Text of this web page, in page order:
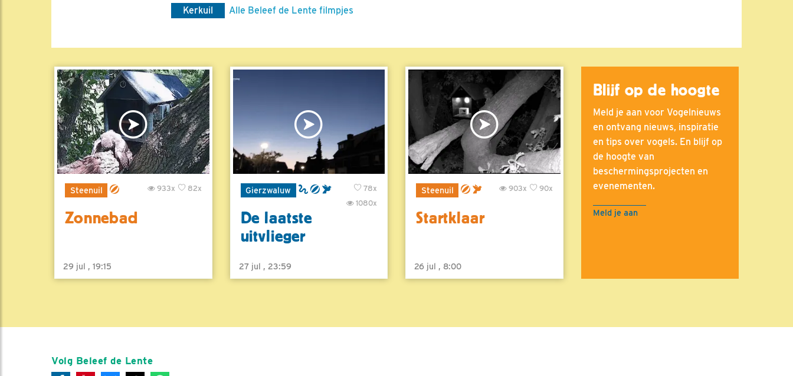
Kerkuil Alle Beleef de Lente filmpjes
Steenuil 82x
933x
Zonnebad
29 jul , 19:15
Gierzwaluw
78x
1080x
De laatste
uitvlieger
27 jul , 23:59
Steenuil 90x
903x
Startklaar
26 jul , 8:00
Blijf op de hoogte
Meld je aan voor Vogelnieuws
en ontvang nieuws, inspiratie
en tips over vogels. En blijf op
de hoogte van
beschermingsprojecten en
evenementen.
Meld je aan
Volg Beleef de Lente